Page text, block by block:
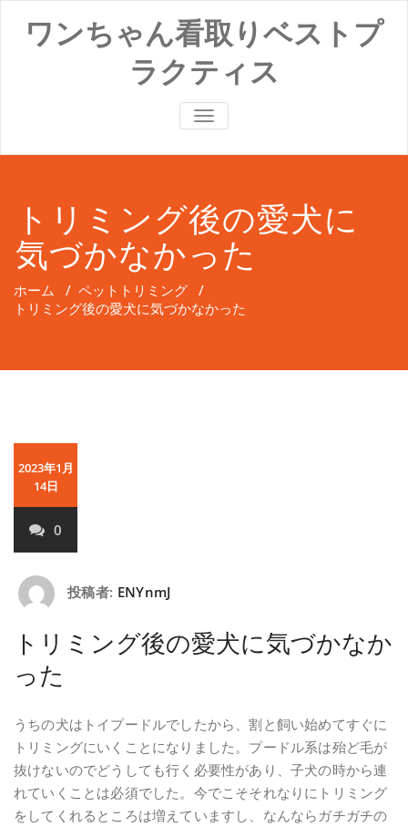
ッ
ワンちゃん看取りベストプ
ラクティス
ナ
ビ
ン
切
り
替
え
トリミング後の愛犬に
気づかなかった
ホーム / ペットトリミング /
トリミング後の愛犬に気づかなかった
2023年1月
14日
0
投稿者: ENYnmJ
トリミング後の愛犬に気づかなか
った
うちの犬はトイプードルでしたから、割と飼い始めてすぐに
トリミングにいくことになりました。プードル系は殆ど毛が
抜けないのでどうしても行く必要性があり、子犬の時から連
れていくことは必須でした。今でこそそれなりにトリミング
をしてくれるところは増えていますし、なんならガチガチの